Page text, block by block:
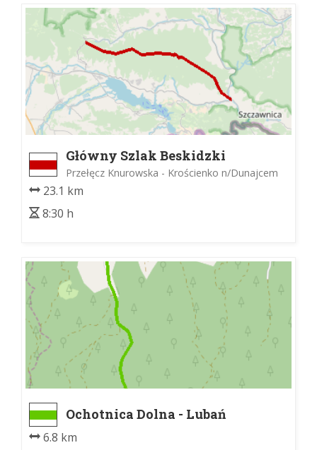
Główny Szlak Beskidzki
Przełęcz Knurowska - Krościenko n/Dunajcem
23.1 km
8:30 h
Ochotnica Dolna - Lubań
6.8 km